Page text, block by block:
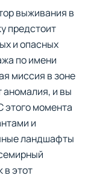
выживания в
предстоит
и опасных
по имени
миссия в зоне
аномалия, и вы
момента
и
ландшафты
в этот